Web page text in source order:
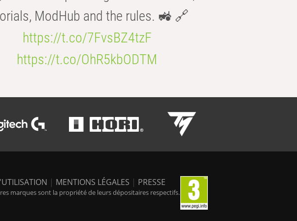
ModHub and the rules. 🚜 🔗
https://t.co/7FvsBZ4tzF
https://t.co/OhR5kbODTM
| MENTIONS LÉGALES | PRESSE
marques sont la propriété de leurs dépositaires respectifs.